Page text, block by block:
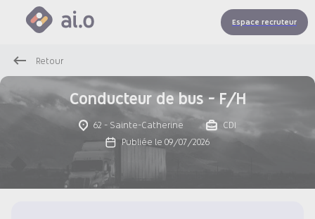
Espace recruteur
Retour
Conducteur de bus - F/H
62 - Sainte-Catherine
CDI
Publiée le 09/07/2026